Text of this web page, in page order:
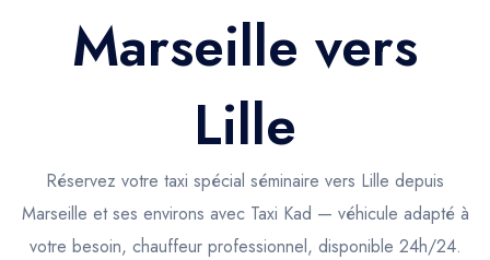
Trajet Gare SNCF
Trajet Port croisière
Trajet Santé
Trajet Longue Distance
Réservation
Actualités & évènements
Contactez-nous
Marseille vers
Lille
Réservez votre taxi spécial séminaire vers Lille depuis
Marseille et ses environs avec Taxi Kad — véhicule adapté à
votre besoin, chauffeur professionnel, disponible 24h/24.